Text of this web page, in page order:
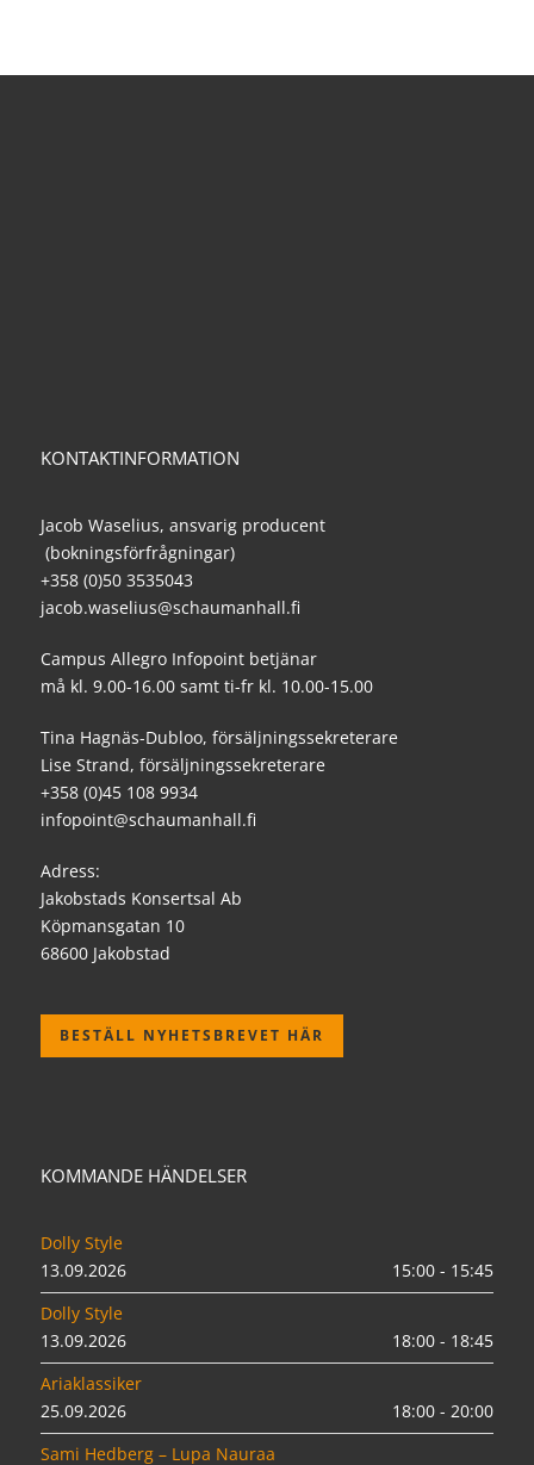
KONTAKTINFORMATION
Jacob Waselius, ansvarig producent
(bokningsförfrågningar)
+358 (0)50 3535043
jacob.waselius@schaumanhall.fi
Campus Allegro Infopoint betjänar
må kl. 9.00-16.00 samt ti-fr kl. 10.00-15.00
Tina Hagnäs-Dubloo, försäljningssekreterare
Lise Strand, försäljningssekreterare
+358 (0)45 108 9934
infopoint@schaumanhall.fi
Adress:
Jakobstads Konsertsal Ab
Köpmansgatan 10
68600 Jakobstad
BESTÄLL NYHETSBREVET HÄR
KOMMANDE HÄNDELSER
Dolly Style
13.09.2026
15:00 - 15:45
Dolly Style
13.09.2026
18:00 - 18:45
Ariaklassiker
25.09.2026
18:00 - 20:00
Sami Hedberg – Lupa Nauraa